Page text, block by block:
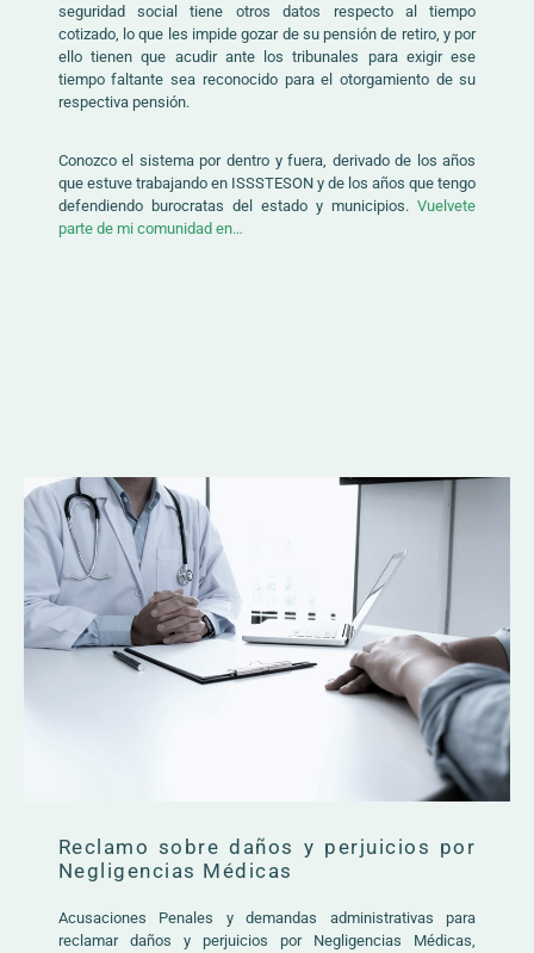
seguridad social tiene otros datos respecto al tiempo
cotizado, lo que les impide gozar de su pensión de retiro, y por
ello tienen que acudir ante los tribunales para exigir ese
tiempo faltante sea reconocido para el otorgamiento de su
respectiva pensión.
Conozco el sistema por dentro y fuera, derivado de los años
que estuve trabajando en ISSSTESON y de los años que tengo
defendiendo burocratas del estado y municipios.Vuelvete
parte de mi comunidad en…
Reclamo sobre daños y perjuicios por
Negligencias Médicas
Acusaciones Penales y demandas administrativas para
reclamar daños y perjuicios por Negligencias Médicas,